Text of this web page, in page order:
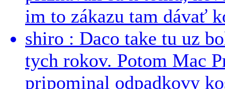
im to zákazu tam dávať
shiro : Daco take tu uz
tych rokov. Potom Mac
pripominal odpadkovy